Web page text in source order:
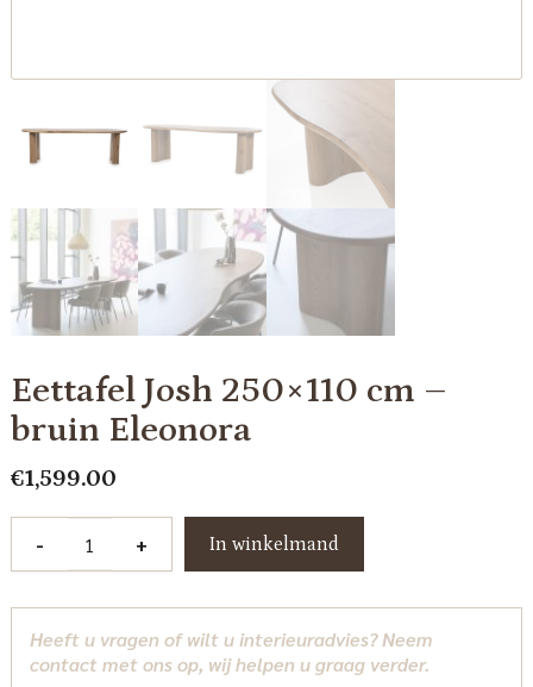
Eettafel Josh 250×110 cm –
bruin Eleonora
€1,599.00
-
cm
bruin
+ In winkelmand
Heeft u vragen of wilt u interieuradvies? Neem
contact met ons op, wij helpen u graag verder.